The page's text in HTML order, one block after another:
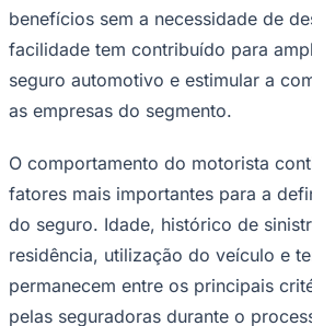
benefícios sem a necessidade de
facilidade tem contribuído para
seguro automotivo e estimular a
as empresas do segmento.
O comportamento do motorista
fatores mais importantes para a
do seguro. Idade, histórico de
residência, utilização do veículo e
permanecem entre os principais
pelas seguradoras durante o